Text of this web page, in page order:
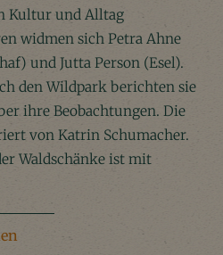
Kultur und Alltag
widmen sich Petra Ahne
und Jutta Person (Esel).
den Wildpark berichten sie
ihre Beobachtungen. Die
von Katrin Schumacher.
Waldschänke ist mit